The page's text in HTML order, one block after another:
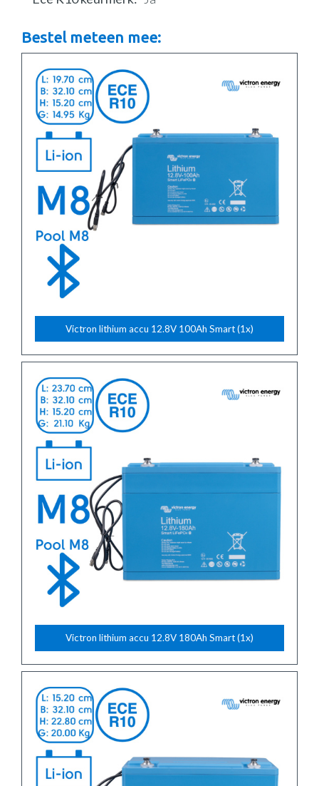
Bestel meteen mee:
Victron lithium accu 12.8V 100Ah Smart (1x)
Victron lithium accu 12.8V 180Ah Smart (1x)